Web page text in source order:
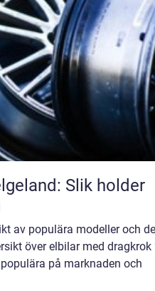
Slik holder
av populära modeller och
över elbilar med dragkrok
på marknaden och